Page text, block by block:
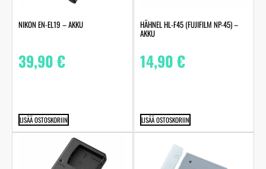
NIKON EN-EL19 – AKKU
39,90€
LISÄÄ OSTOSKORIIN
HÄHNEL HL-F45 (FUJIFILM NP-45) –
AKKU
14,90€
LISÄÄ OSTOSKORIIN